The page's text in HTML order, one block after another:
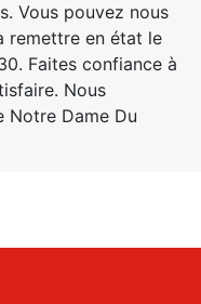
Vous pouvez nous
remettre en état le
Faites confiance à
Nous
Notre Dame Du